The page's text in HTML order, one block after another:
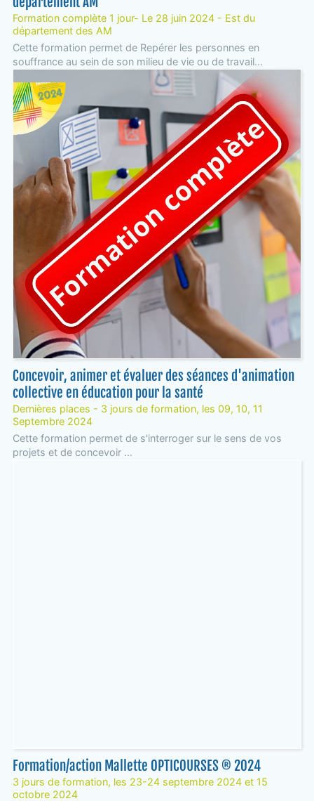
Formation complète 1 jour- Le 28 juin 2024 - Est du
département des AM
Cette formation permet de Repérer les personnes en
souffrance au sein de son milieu de vie ou de travail...
Concevoir, animer et évaluer des séances d'animation
collective en éducation pour la santé
Dernières places - 3 jours de formation, les 09, 10, 11
Septembre 2024
Cette formation permet de s'interroger sur le sens de vos
projets et de concevoir ...
Formation/action Mallette OPTICOURSES ® 2024
3 jours de formation, les 23-24 septembre 2024 et 15
octobre 2024